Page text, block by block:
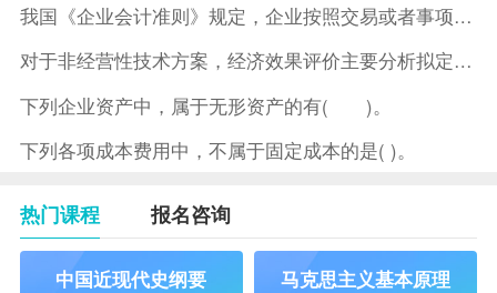
我国《企业会计准则》规定，企业按照交易或者事项的经济特征确定
对于非经营性技术方案，经济效果评价主要分析拟定方案的( )。
下列企业资产中，属于无形资产的有( )。
下列各项成本费用中，不属于固定成本的是( )。
热门课程 报名咨询
中国近现代史纲要 马克思主义基本原理